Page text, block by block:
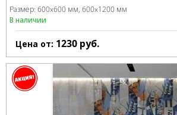
Размер: 600x600 мм 600x1200 мм
В наличии
Цена от: 1230 руб.